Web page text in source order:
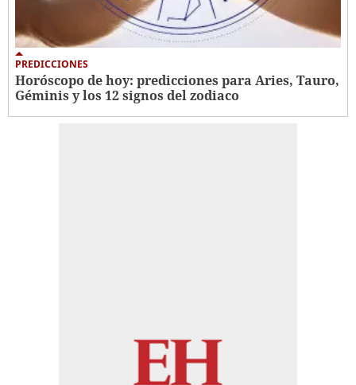
PREDICCIONES
Horóscopo de hoy: predicciones para Aries, Tauro,
Géminis y los 12 signos del zodiaco